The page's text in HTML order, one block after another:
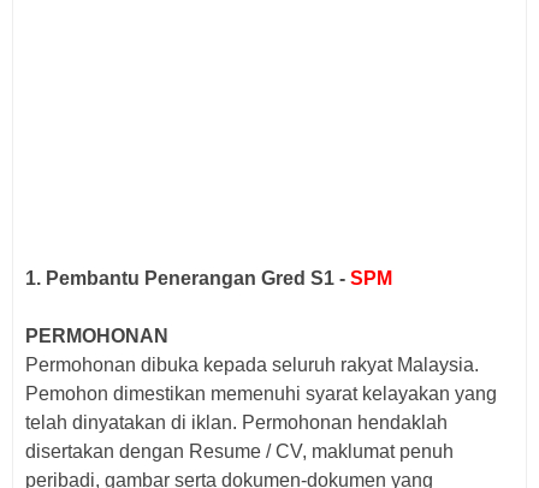
1. Pembantu Penerangan Gred S1 - SPM
PERMOHONAN
Permohonan dibuka kepada seluruh rakyat Malaysia.
Pemohon dimestikan memenuhi syarat kelayakan yang
telah dinyatakan di iklan. Permohonan hendaklah
disertakan dengan Resume / CV, maklumat penuh
peribadi, gambar serta dokumen-dokumen yang